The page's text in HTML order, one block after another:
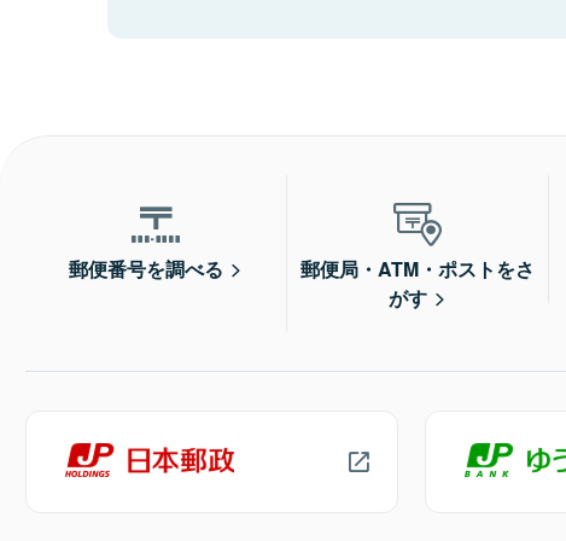
郵便番号を調べる
郵便局・ATM・ポストをさ
がす